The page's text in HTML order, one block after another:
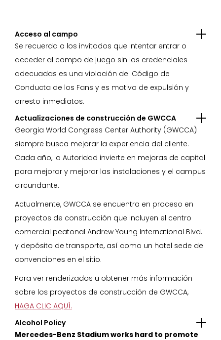
Acceso al campo
Se recuerda a los invitados que intentar entrar o
acceder al campo de juego sin las credenciales
adecuadas es una violación del Código de
Conducta de los Fans y es motivo de expulsión y
arresto inmediatos.
Actualizaciones de construcción de GWCCA
Georgia World Congress Center Authority (GWCCA)
siempre busca mejorar la experiencia del cliente.
Cada año, la Autoridad invierte en mejoras de capital
para mejorar y mejorar las instalaciones y el campus
circundante.
Actualmente, GWCCA se encuentra en proceso en
proyectos de construcción que incluyen el centro
comercial peatonal Andrew Young International Blvd.
y depósito de transporte, así como un hotel sede de
convenciones en el sitio.
Para ver renderizados u obtener más información
sobre los proyectos de construcción de GWCCA,
HAGA CLIC AQUÍ.
Alcohol Policy
Mercedes-Benz Stadium works hard to promote